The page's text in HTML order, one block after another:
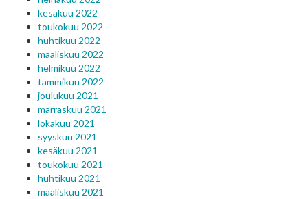
kesäkuu 2022
toukokuu 2022
huhtikuu 2022
maaliskuu 2022
helmikuu 2022
tammikuu 2022
joulukuu 2021
marraskuu 2021
lokakuu 2021
syyskuu 2021
kesäkuu 2021
toukokuu 2021
huhtikuu 2021
maaliskuu 2021